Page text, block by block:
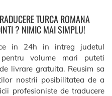
TURCA ROMANA
? NIMIC MAI SIMPLU!
in 24h in intreg judetul
volume mari puteti
livrare gratuita. Reusim sa
nostrii posibilitatea de a
profesioniste de traducere